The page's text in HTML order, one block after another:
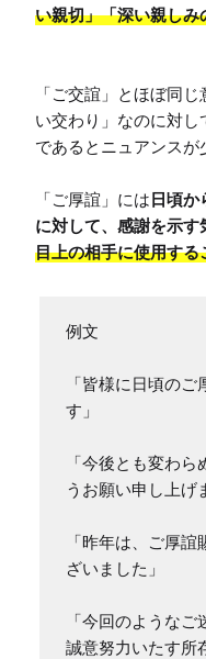
い親切」「深い親しみ
「ご交誼」とほぼ同
い交わり」なのに対
であるとニュアンスが
「ご厚誼」には日頃か
に対して、感謝を示す
目上の相手に使用する
例文
「皆様に日頃の
す」
「今後とも変わ
うお願い申し上げ
「昨年は、ご厚
ざいました」
「今回のような
誠意努力いたす所